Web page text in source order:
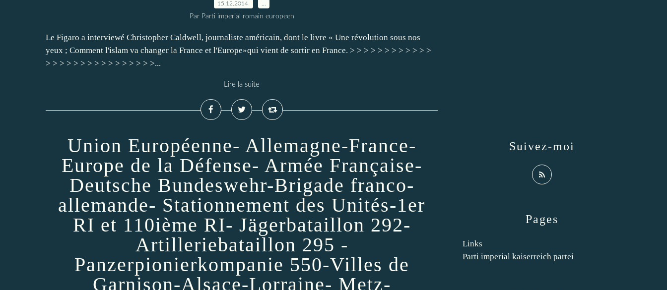
15.12.2014
Par Parti imperial romain europeen
Le Figaro a interviewé Christopher Caldwell, journaliste américain, dont le livre « Une révolution sous nos
yeux ; Comment l'islam va changer la France et l'Europe»qui vient de sortir en France. > > > > > > > > > > > >
> > > > > > > > > > > > > > > >...
Lire la suite
Union Européenne- Allemagne-France-
Europe de la Défense- Armée Française-
Deutsche Bundeswehr-Brigade franco-
allemande- Stationnement des Unités-1er
RI et 110ième RI- Jägerbataillon 292-
Artilleriebataillon 295 -
Panzerpionierkompanie 550-Villes de
Garnison-Alsace-Lorraine- Metz-
Pages
Links
Parti imperial kaiserreich partei
Suivez-moi